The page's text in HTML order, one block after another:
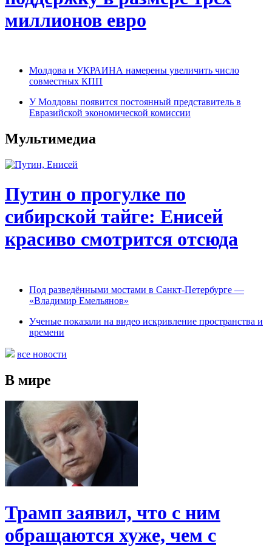
миллионов евро
Молдова и УКРАИНА намерены увеличить число
совместных КПП
У Молдовы появится постоянный представитель в
Евразийской экономической комиссии
Мультимедиа
Путин о прогулке по
сибирской тайге: Енисей
красиво смотрится отсюда
Под разведёнными мостами в Санкт-Петербурге —
«Владимир Емельянов»
Ученые показали на видео искривление пространства и
времени
все новости
В мире
Трамп заявил, что с ним
обращаются хуже, чем с